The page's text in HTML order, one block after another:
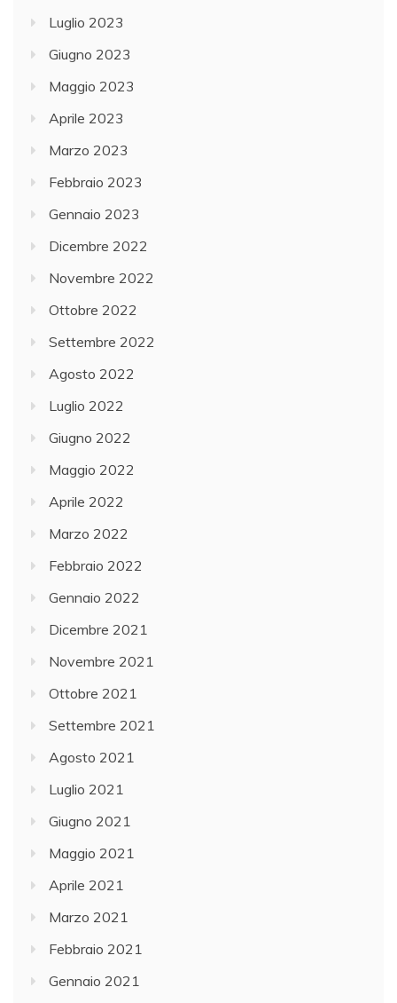
Luglio 2023
Giugno 2023
Maggio 2023
Aprile 2023
Marzo 2023
Febbraio 2023
Gennaio 2023
Dicembre 2022
Novembre 2022
Ottobre 2022
Settembre 2022
Agosto 2022
Luglio 2022
Giugno 2022
Maggio 2022
Aprile 2022
Marzo 2022
Febbraio 2022
Gennaio 2022
Dicembre 2021
Novembre 2021
Ottobre 2021
Settembre 2021
Agosto 2021
Luglio 2021
Giugno 2021
Maggio 2021
Aprile 2021
Marzo 2021
Febbraio 2021
Gennaio 2021